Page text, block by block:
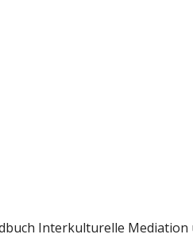
Interkulturelle Mediation